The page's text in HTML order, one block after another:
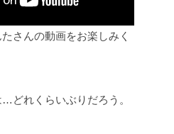
さんの動画をお楽しみく
どれくらいぶりだろう。